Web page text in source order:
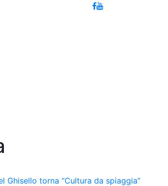
Ghisello torna “Cultura da spiaggia”